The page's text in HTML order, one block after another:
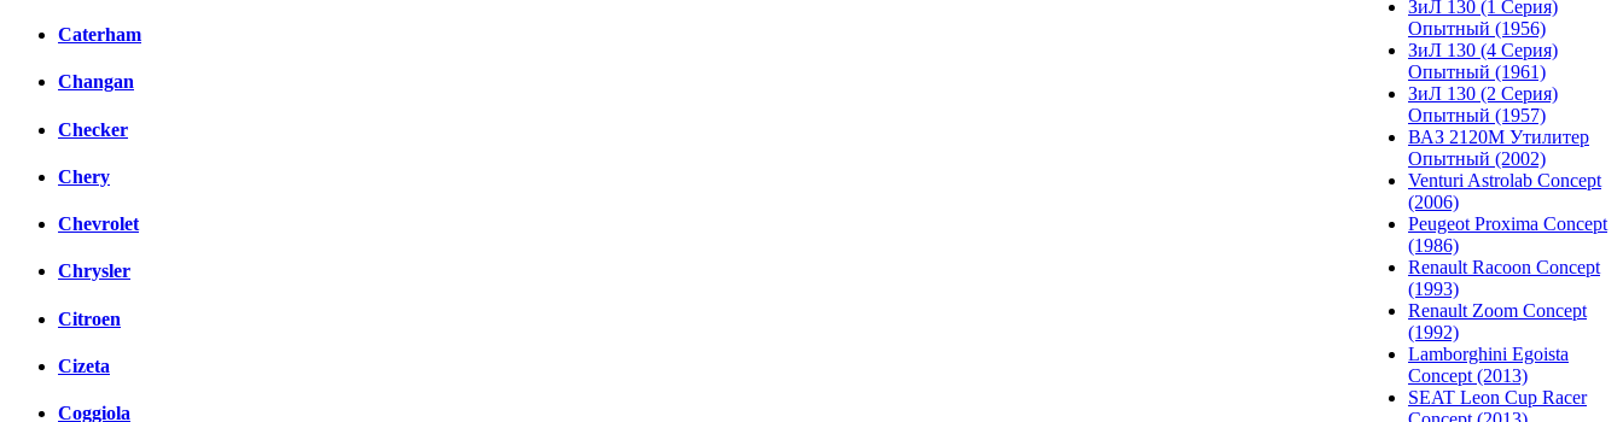
Caterham
Changan
Checker
Chery
Chevrolet
Chrysler
Citroen
Cizeta
Coggiola
ЗиЛ 130 (1 Серия)
Опытный (1956)
ЗиЛ 130 (4 Серия)
Опытный (1961)
ЗиЛ 130 (2 Серия)
Опытный (1957)
ВАЗ 2120М Утилитер
Опытный (2002)
Venturi Astrolab Concept
(2006)
Peugeot Proxima Concept
(1986)
Renault Racoon Concept
(1993)
Renault Zoom Concept
(1992)
Lamborghini Egoista
Concept (2013)
SEAT Leon Cup Racer